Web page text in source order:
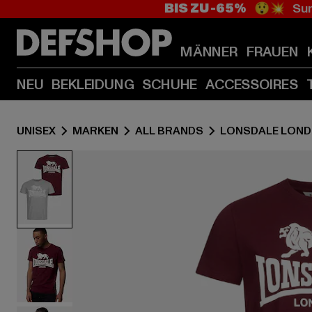
BIS ZU -65% 😲💥
MÄNNER FRAUEN
NEU BEKLEIDUNG SCHUHE ACCESSOIRES
UNISEX MARKEN ALL BRANDS LONSDALE